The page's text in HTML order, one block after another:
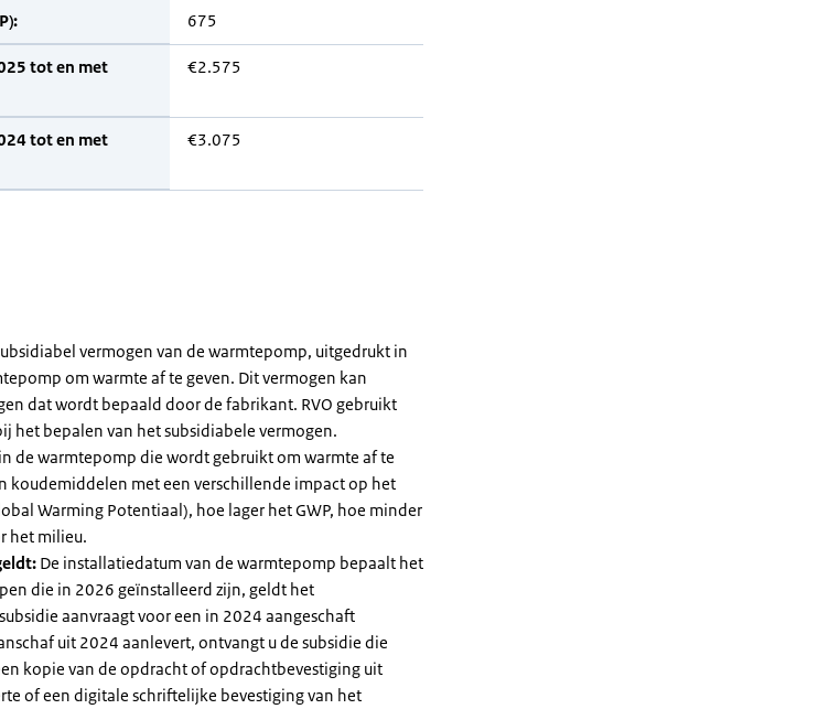
675
tot en met
€2.575
tot en met
€3.075
vermogen van de warmtepomp, uitgedrukt in
om warmte af te geven. Dit vermogen kan
dat wordt bepaald door de fabrikant. RVO gebruikt
het bepalen van het subsidiabele vermogen.
de warmtepomp die wordt gebruikt om warmte af te
koudemiddelen met een verschillende impact op het
Warming Potentiaal), hoe lager het GWP, hoe minder
het milieu.
De installatiedatum van de warmtepomp bepaalt het
die in 2026 geïnstalleerd zijn, geldt het
aanvraagt voor een in 2024 aangeschaft
uit 2024 aanlevert, ontvangt u de subsidie die
kopie van de opdracht of opdrachtbevestiging uit
of een digitale schriftelijke bevestiging van het